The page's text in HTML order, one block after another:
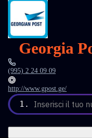
Georgia
(995) 2 24 09 09
http://www.gpost.ge/
1. Inserisci il tuo